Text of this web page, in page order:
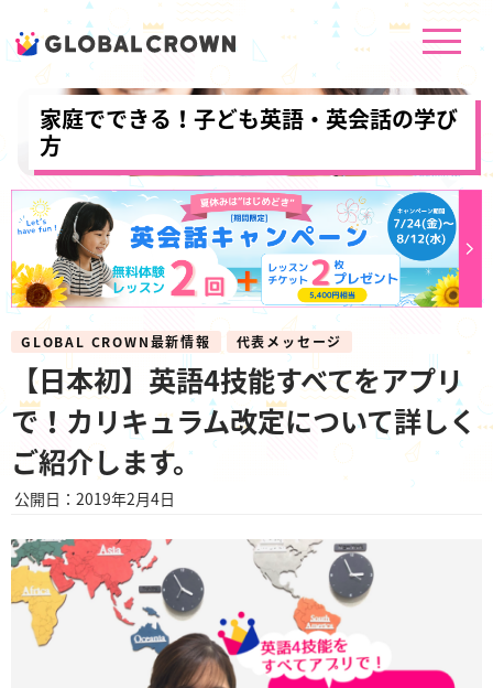
家庭でできる！子ども英語・英会話の学び
方
GLOBAL CROWN最新情報 代表メッセージ
【日本初】英語4技能すべてをアプリ
で！カリキュラム改定について詳しく
ご紹介します。
公開日：2019年2月4日